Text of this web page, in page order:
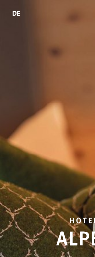
DE
Tagung
Urlaub & Freizeit